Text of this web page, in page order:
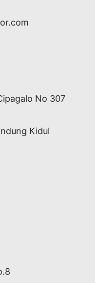
No 307
Kidul